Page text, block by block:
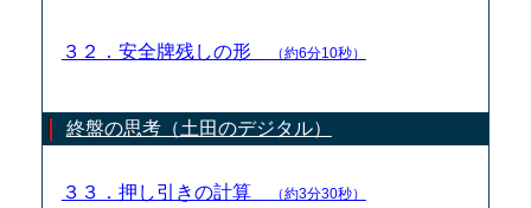
３２．安全牌残しの形 （約6分10秒）
終盤の思考（土田のデジタル）
３３．押し引きの計算 （約3分30秒）